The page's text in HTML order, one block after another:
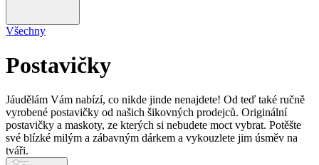
Všechny
Postavičky
Jáudělám Vám nabízí, co nikde jinde nenajdete! Od teď také ručně
vyrobené postavičky od našich šikovných prodejců. Originální
postavičky a maskoty, ze kterých si nebudete moct vybrat. Potěšte
své blízké milým a zábavným dárkem a vykouzlete jim úsměv na
tváři.